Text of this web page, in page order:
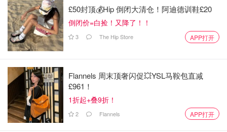
上船啦 这是我们房间 还有个大阳台 可以坐在阳台看海 吹风
😚😚😚 床是双人床 我们为了都睡好觉 就交服务员帮我们把
£50封顶💰Hip 倒闭大清仓！阿迪德训鞋£20
倒闭价=白捡！又降了！！
3 The Hip Store APP打开
Flannels 周末顶奢闪促💥YSL马鞍包直减
£961！
1折起+叠9折！
2 Flannels APP打开